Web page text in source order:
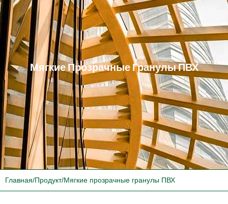
Мягкие Прозрачные Гранулы ПВХ
Главная/Продукт/Мягкие прозрачные гранулы ПВХ